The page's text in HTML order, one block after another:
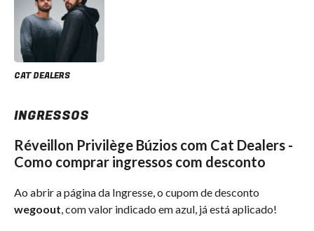
CAT DEALERS
INGRESSOS
Réveillon Privilège Búzios com Cat Dealers -
Como comprar ingressos com desconto
Ao abrir a página da Ingresse, o cupom de desconto
wegoout, com valor indicado em azul, já está aplicado!